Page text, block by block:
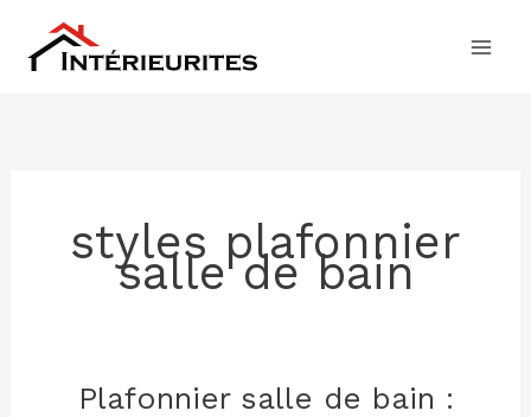
contenu
styles plafonnier
salle de bain
Plafonnier salle de bain :
Plafonnier